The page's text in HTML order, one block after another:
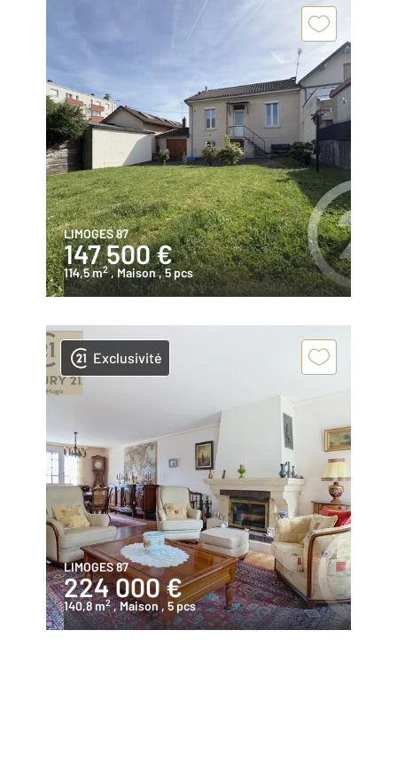
LIMOGES 87
147 500 €
114,5 m2 , Maison, 5 pcs
Exclusivité
LIMOGES 87
224 000 €
140,8 m2 , Maison , 5 pcs